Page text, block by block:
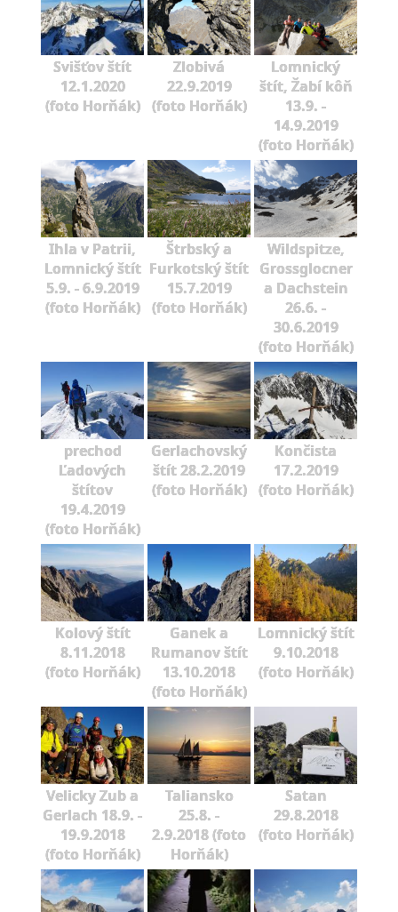
Svišťov štít
12.1.2020
(foto Horňák)
Zlobivá
22.9.2019
(foto Horňák)
Lomnický
štít, Žabí kôň
13.9. -
14.9.2019
(foto Horňák)
Ihla v Patrii,
Lomnický štít
5.9. - 6.9.2019
(foto Horňák)
Štrbský a
Furkotský štít
15.7.2019
(foto Horňák)
Wildspitze,
Grossglocner
a Dachstein
26.6. -
30.6.2019
(foto Horňák)
prechod
Ľadových
štítov
19.4.2019
(foto Horňák)
Gerlachovský
štít 28.2.2019
(foto Horňák)
Končista
17.2.2019
(foto Horňák)
Kolový štít
8.11.2018
(foto Horňák)
Ganek a
Rumanov štít
13.10.2018
(foto Horňák)
Lomnický štít
9.10.2018
(foto Horňák)
Velicky Zub a
Gerlach 18.9. -
19.9.2018
(foto Horňák)
Taliansko
25.8. -
2.9.2018 (foto
Horňák)
Satan
29.8.2018
(foto Horňák)